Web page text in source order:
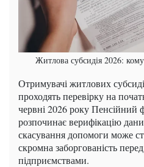
Житлова субсидія 2026:
Отримувачі житлових
проходять перевірку на
червні 2026 року
розпочинає верифікацію
скасування допомоги може
скромна заборгованість
підприємствами.